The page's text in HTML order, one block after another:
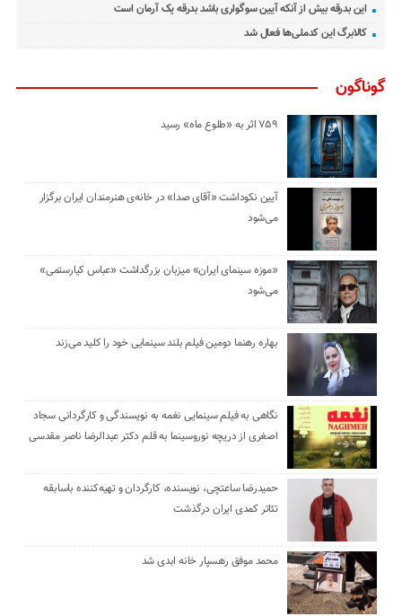
این بدرقه بیش از آنکه آیین سوگواری باشد بدرقه یک آرمان است
کالابرگ این کدملی‌ها فعال شد
گوناگون
۷۵۹ اثر به «طلوع ماه» رسید
آیین نکوداشت «آقای صدا» در خانه‌ی هنرمندان ایران برگزار
می‌شود
«موزه سینمای ایران» میزبان بزرگداشت «عباس کیارستمی»
می‌شود
بهاره رهنما دومین فیلم بلند سینمایی خود را کلید می‌زند
نگاهی به فیلم سینمایی نغمه به نویسندگی و کارگردانی سجاد
اصغری از دریچه نوروسینما به قلم دکتر عبدالرضا ناصر مقدسی
حمیدرضا ساعتچی، نویسنده، کارگردان و تهیه‌کننده باسابقه
تئاتر کمدی ایران درگذشت
محمد موفق رهسپار خانه ابدی شد